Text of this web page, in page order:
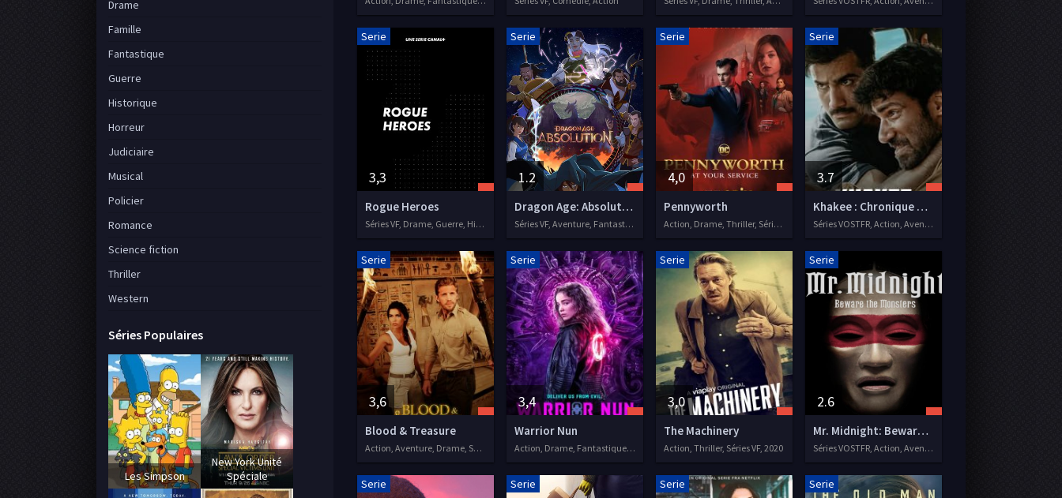
3,3
Serie
Rogue Heroes
Séries VF, Drame, Guerre, Historique, Action
1.2
Serie
Dragon Age: Absolution
Séries VF, Aventure, Fantastique, Action, Animation
4,0
Serie
Pennyworth
Action, Drame, Thriller, Séries VF, 2019
3.7
Serie
Khakee : Chronique d'un flic du Bihar
Séries VOSTFR, Action, Aventure, Drame
3,6
Serie
Blood & Treasure
Action, Aventure, Drame, Séries VF, 2019
3,4
Serie
Warrior Nun
Action, Drame, Fantastique, Séries VF, 2020
3,0
Serie
The Machinery
Action, Thriller, Séries VF, 2020
2.6
Serie
Mr. Midnight: Beware the Monsters
Séries VOSTFR, Action, Aventure, Comédie
Serie Serie Serie Serie
Drame
Famille
Fantastique
Guerre
Historique
Horreur
Judiciaire
Musical
Policier
Romance
Science fiction
Thriller
Western
Séries Populaires
Les Simpson
New York Unité
Spéciale